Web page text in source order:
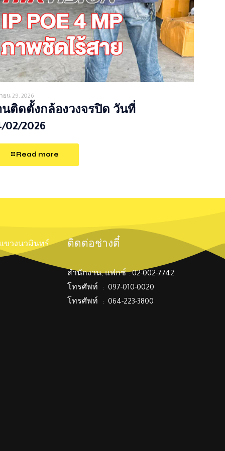
ยน 29, 2026
นติดตั้งกล้องวงจรปิด วันที่
02/2026
Read more
แขวงนวมินทร์ ติดต่อช่างตี๋
สำนักงาน, แฟกซ์ : 02-002-7742
โทรศัพท์ : 097-010-0020
โทรศัพท์ : 064-223-3800